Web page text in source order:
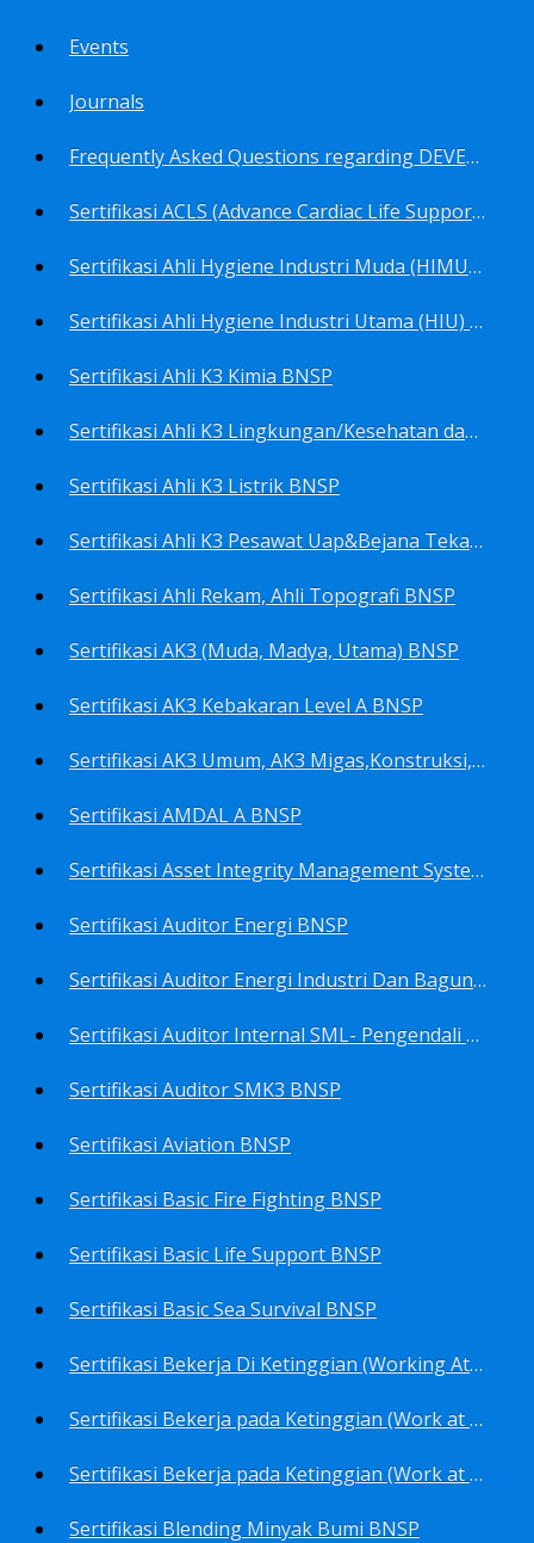
Events
Journals
Frequently Asked Questions regarding DEVELOP Training Center
Sertifikasi ACLS (Advance Cardiac Life Support) BNSP
Sertifikasi Ahli Hygiene Industri Muda (HIMU) BNSP
Sertifikasi Ahli Hygiene Industri Utama (HIU) BNSP
Sertifikasi Ahli K3 Kimia BNSP
Sertifikasi Ahli K3 Lingkungan/Kesehatan dan Keselamatan Kerja Lingkungan
Sertifikasi Ahli K3 Listrik BNSP
Sertifikasi Ahli K3 Pesawat Uap&Bejana Tekan BNSP
Sertifikasi Ahli Rekam, Ahli Topografi BNSP
Sertifikasi AK3 (Muda, Madya, Utama) BNSP
Sertifikasi AK3 Kebakaran Level A BNSP
Sertifikasi AK3 Umum, AK3 Migas,Konstruksi,Listrik&Boiler BNSP
Sertifikasi AMDAL A BNSP
Sertifikasi Asset Integrity Management System BNSP
Sertifikasi Auditor Energi BNSP
Sertifikasi Auditor Energi Industri Dan Bagunan Gedung BNSP
Sertifikasi Auditor Internal SML- Pengendali Dan Penerapan SML- Perencana SML- Manajer SML- Pengendali Dokumen SML BNSP
Sertifikasi Auditor SMK3 BNSP
Sertifikasi Aviation BNSP
Sertifikasi Basic Fire Fighting BNSP
Sertifikasi Basic Life Support BNSP
Sertifikasi Basic Sea Survival BNSP
Sertifikasi Bekerja Di Ketinggian (Working At Height) BNSP
Sertifikasi Bekerja pada Ketinggian (Work at Height)-Competency person (TKPK-TK3) BNSP
Sertifikasi Bekerja pada Ketinggian (Work at Height)-Pekerja/Standby Person (TKBT-TK2) BNSP
Sertifikasi Blending Minyak Bumi BNSP